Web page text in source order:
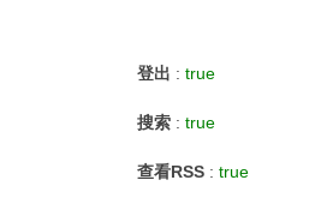
登出 : true
搜索 : true
查看RSS : true